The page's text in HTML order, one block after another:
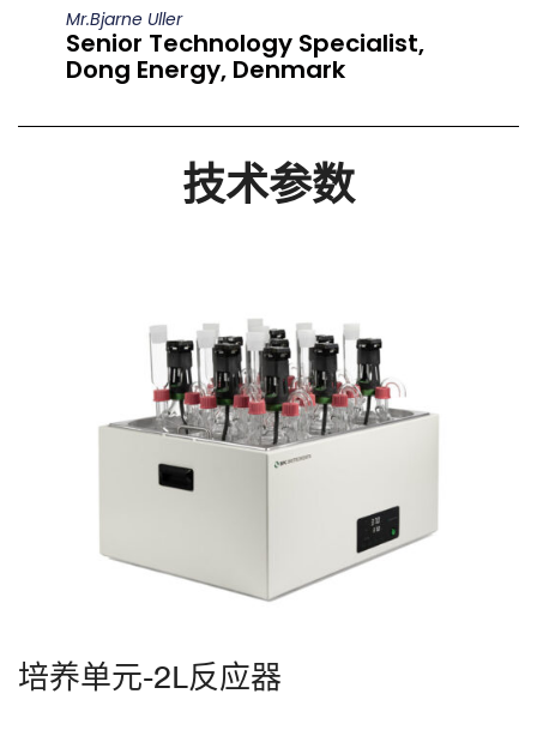
Mr.Bjarne Uller
Senior Technology Specialist,
Dong Energy, Denmark
技术参数
培养单元-2L反应器